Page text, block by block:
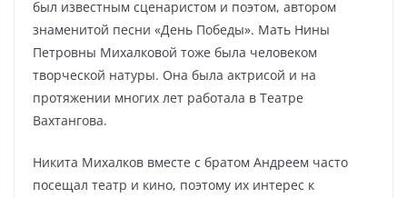
был известным сценаристом и поэтом, автором
знаменитой песни «День Победы». Мать Нины
Петровны Михалковой тоже была человеком
творческой натуры. Она была актрисой и на
протяжении многих лет работала в Театре
Вахтангова.
Никита Михалков вместе с братом Андреем часто
посещал театр и кино, поэтому их интерес к